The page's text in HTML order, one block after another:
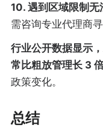
10. 遇到区域限制无
需咨询专业代理商
行业公开数据显示
常比粗放管理长 3 倍
政策变化。
总结